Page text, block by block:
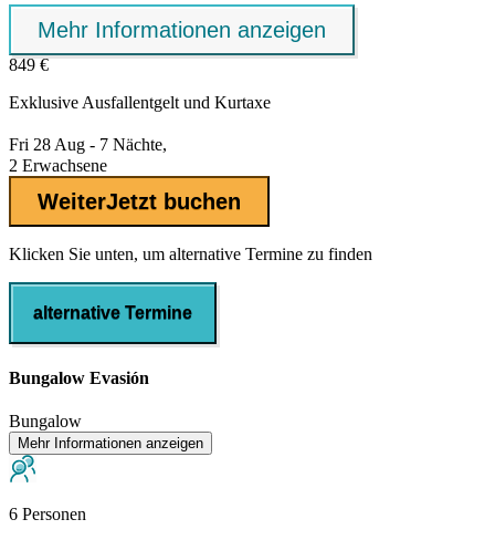
Mehr Informationen anzeigen
849 €
Exklusive Ausfallentgelt und Kurtaxe
Fri 28 Aug - 7 Nächte,
2 Erwachsene
WeiterJetzt buchen
Klicken Sie unten, um alternative Termine zu finden
alternative Termine
Bungalow Evasión
Bungalow
Mehr Informationen anzeigen
6 Personen